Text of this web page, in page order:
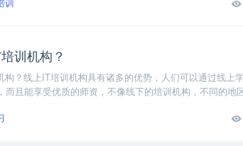
训
训机构？
构？线上IT培训机构具有诸多的优势，人们可以通过线上
而且能享受优质的师资，不像线下的培训机构，不同的地